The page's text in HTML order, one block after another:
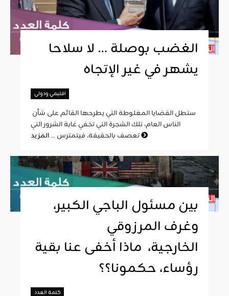
الغضب بوصلة … لا سلاحا
يشهر في غير الإتجاه
اقليمي ودولي
الناس العام، تلك الشجرة التي تخفي غابة الشرور التي
تعصف بالحقيقة، فيتمترس ...
بين مسئول الباجي الكبير،
وغرف المرزوقي
الخارجية، ماذا أخفى عنا بقية
رؤساء، حكمونا؟؟
كلمة العدد